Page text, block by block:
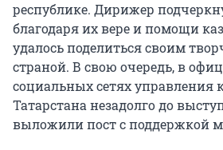
республике. Дирижер
благодаря их вере и помощи
удалось поделиться своим
страной. В свою очередь, в
социальных сетях управления
Татарстана незадолго до
выложили пост с поддержкой